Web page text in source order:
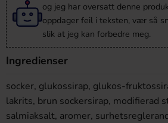
og jeg har oversatt denne
oppdager feil i teksten, vær så
slik at jeg kan forbedre meg.
Ingredienser
socker, glukossirap, glukos-
lakrits, brun sockersirap, modifierad
salmiaksalt, aromer,